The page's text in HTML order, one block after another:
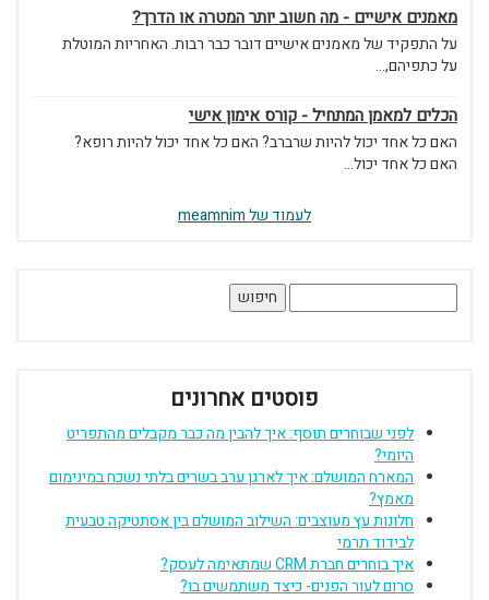
מאמנים אישיים - מה חשוב יותר המטרה או הדרך?
על התפקיד של מאמנים אישיים דובר כבר רבות. האחריות המוטלת
על כתפיהם,...
הכלים למאמן המתחיל - קורס אימון אישי
האם כל אחד יכול להיות שרברב? האם כל אחד יכול להיות רופא?
האם כל אחד יכול...
לעמוד של meamnim
פוסטים אחרונים
לפני שבוחרים תוסף: איך להבין מה כבר מקבלים מהתפריט
היומי?
המארח המושלם: איך לארגן ערב בשרים בלתי נשכח במינימום
מאמץ?
חלונות עץ מעוצבים: השילוב המושלם בין אסתטיקה טבעית
לבידוד תרמי
איך בוחרים חברת CRM שמתאימה לעסק?
סרום לעור הפנים- כיצד משתמשים בו?